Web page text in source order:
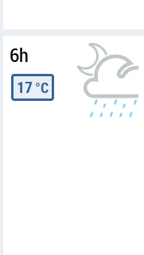
6h
17°C